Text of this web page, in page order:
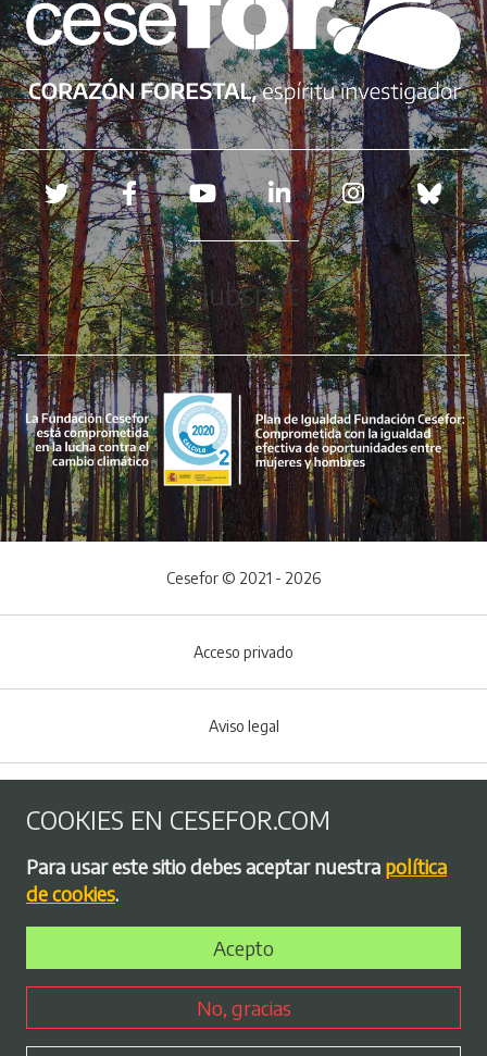
Redes sociales
Hubspot
Menú del pie
Cesefor © 2021 - 2026
Acceso privado
Aviso legal
Política de privacidad
Bolsa de empleo
Perfil contratante
COOKIES EN CESEFOR.COM
Para usar este sitio debes aceptar nuestra política
de cookies.
Acepto
No, gracias